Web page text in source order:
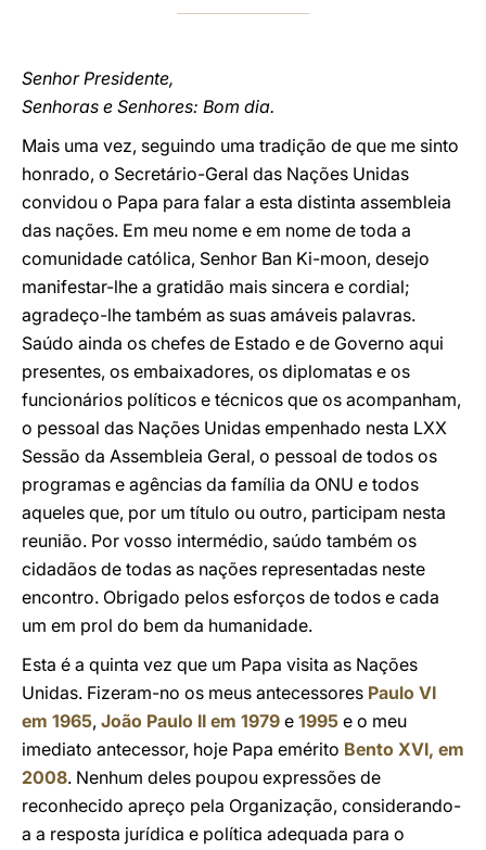
Senhor Presidente,
Senhoras e Senhores: Bom dia.
Mais uma vez, seguindo uma tradição de que me sinto
honrado, o Secretário-Geral das Nações Unidas
convidou o Papa para falar a esta distinta assembleia
das nações. Em meu nome e em nome de toda a
comunidade católica, Senhor Ban Ki-moon, desejo
manifestar-lhe a gratidão mais sincera e cordial;
agradeço-lhe também as suas amáveis palavras.
Saúdo ainda os chefes de Estado e de Governo aqui
presentes, os embaixadores, os diplomatas e os
funcionários políticos e técnicos que os acompanham,
o pessoal das Nações Unidas empenhado nesta LXX
Sessão da Assembleia Geral, o pessoal de todos os
programas e agências da família da ONU e todos
aqueles que, por um título ou outro, participam nesta
reunião. Por vosso intermédio, saúdo também os
cidadãos de todas as nações representadas neste
encontro. Obrigado pelos esforços de todos e cada
um em prol do bem da humanidade.
Esta é a quinta vez que um Papa visita as Nações
Unidas. Fizeram-no os meus antecessores Paulo VI
em 1965, João Paulo II em 1979 e 1995 e o meu
imediato antecessor, hoje Papa emérito Bento XVI, em
2008. Nenhum deles poupou expressões de
reconhecido apreço pela Organização, considerando-
a a resposta jurídica e política adequada para o